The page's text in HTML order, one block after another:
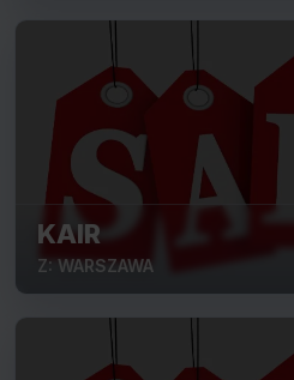
KAIR
Z: WARSZAWA